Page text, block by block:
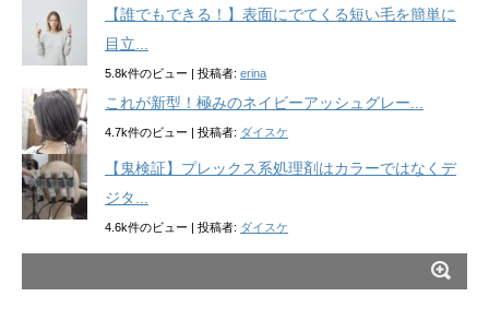
【誰でもできる！】表面にでてくる短い毛を簡単に
目立...
5.8k件のビュー | 投稿者: erina
これが新型！極みのネイビーアッシュグレー...
4.7k件のビュー | 投稿者: ダイスケ
【鬼検証】プレックス系処理剤はカラーではなくデ
ジタ...
4.6k件のビュー | 投稿者: ダイスケ